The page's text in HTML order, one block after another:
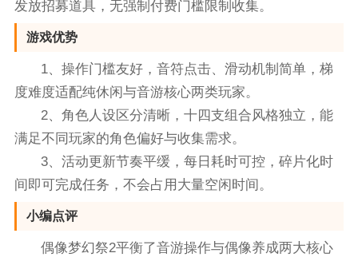
发放招募道具，无强制付费门槛限制收集。
游戏优势
1、操作门槛友好，音符点击、滑动机制简单，梯
度难度适配纯休闲与音游核心两类玩家。
2、角色人设区分清晰，十四支组合风格独立，能
满足不同玩家的角色偏好与收集需求。
3、活动更新节奏平缓，每日耗时可控，碎片化时
间即可完成任务，不会占用大量空闲时间。
小编点评
偶像梦幻祭2平衡了音游操作与偶像养成两大核心